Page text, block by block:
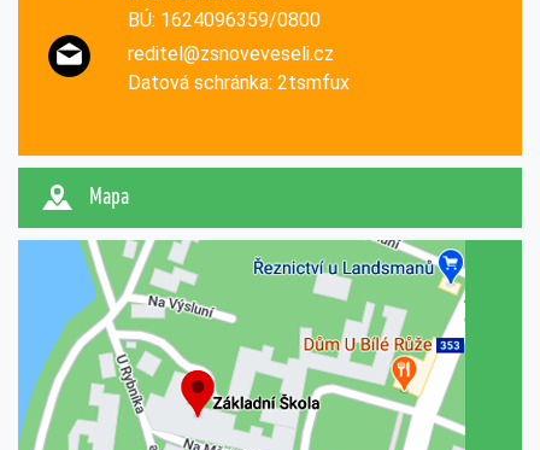
BÚ: 1624096359/0800
reditel@zsnoveveseli.cz
Datová schránka: 2tsmfux
Mapa